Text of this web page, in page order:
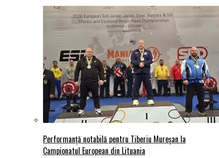
Performanță notabilă pentru Tiberiu Mureșan la
Campionatul European din Lituania